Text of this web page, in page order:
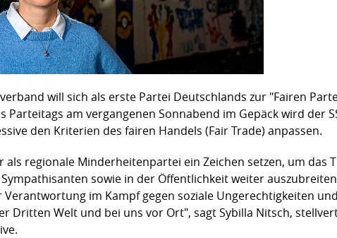
will sich als erste Partei Deutschlands zur "Fairen
Parteitags am vergangenen Sonnabend im Gepäck wird der
den Kriterien des fairen Handels (Fair Trade) anpassen.
als regionale Minderheitenpartei ein Zeichen setzen, um das
sowie in der Öffentlichkeit weiter
im Kampf gegen soziale Ungerechtigkeiten
Dritten Welt und bei uns vor Ort", sagt Sybilla Nitsch,